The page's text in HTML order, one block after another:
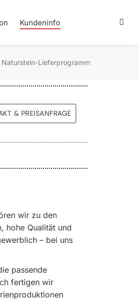
Kundeninfo
hier:
Naturstein-Lieferprogramm
& PREISANFRAGE
wir zu den
hohe Qualität und
– bei uns
passende
fertigen wir